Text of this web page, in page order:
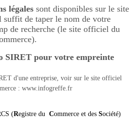
légales sont disponibles sur le site
suffit de taper le nom de votre
de recherche (le site officiel du
SIRET pour votre empreinte
d'une entreprise, voir sur le site officiel
: www.infogreffe.fr
(Registre du Commerce et des Société)